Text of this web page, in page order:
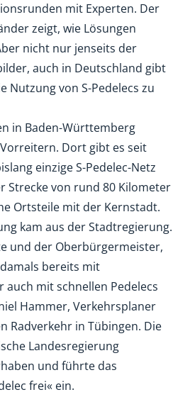
mit Experten. Der
zeigt, wie Lösungen
nicht nur jenseits der
auch in Deutschland gibt
Nutzung von S-Pedelecs zu
in Baden-Württemberg
Dort gibt es seit
einzige S-Pedelec-Netz
Strecke von rund 80 Kilometer
Ortsteile mit der Kernstadt.
kam aus der Stadtregierung.
und der Oberbürgermeister,
bereits mit
auch mit schnellen Pedelecs
Hammer, Verkehrsplaner
Radverkehr in Tübingen. Die
Landesregierung
und führte das
frei« ein.